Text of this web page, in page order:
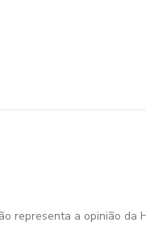
representa a opinião da